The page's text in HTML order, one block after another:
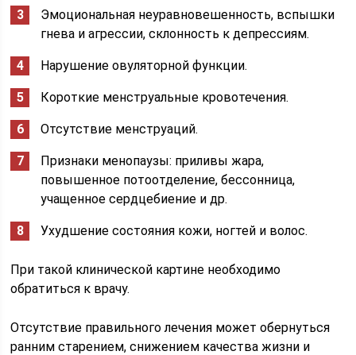
Эмоциональная неуравновешенность, вспышки
гнева и агрессии, склонность к депрессиям.
Нарушение овуляторной функции.
Короткие менструальные кровотечения.
Отсутствие менструаций.
Признаки менопаузы: приливы жара,
повышенное потоотделение, бессонница,
учащенное сердцебиение и др.
Ухудшение состояния кожи, ногтей и волос.
При такой клинической картине необходимо
обратиться к врачу.
Отсутствие правильного лечения может обернуться
ранним старением, снижением качества жизни и